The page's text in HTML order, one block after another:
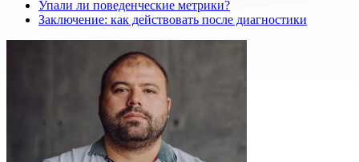
Упали ли поведенческие метрики?
Заключение: как действовать после диагностики